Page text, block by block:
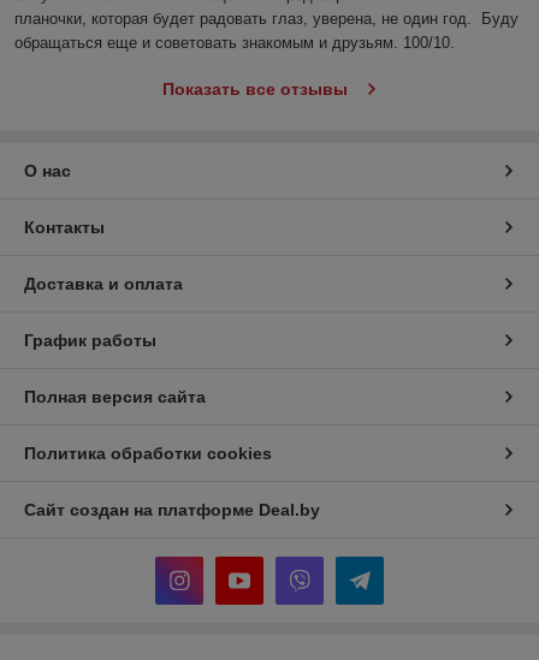
планочки, которая будет радовать глаз, уверена, не один год.  Буду
обращаться еще и советовать знакомым и друзьям. 100/10.
Показать все отзывы
О нас
Контакты
Доставка и оплата
График работы
Полная версия сайта
Политика обработки cookies
Сайт создан на платформе Deal.by